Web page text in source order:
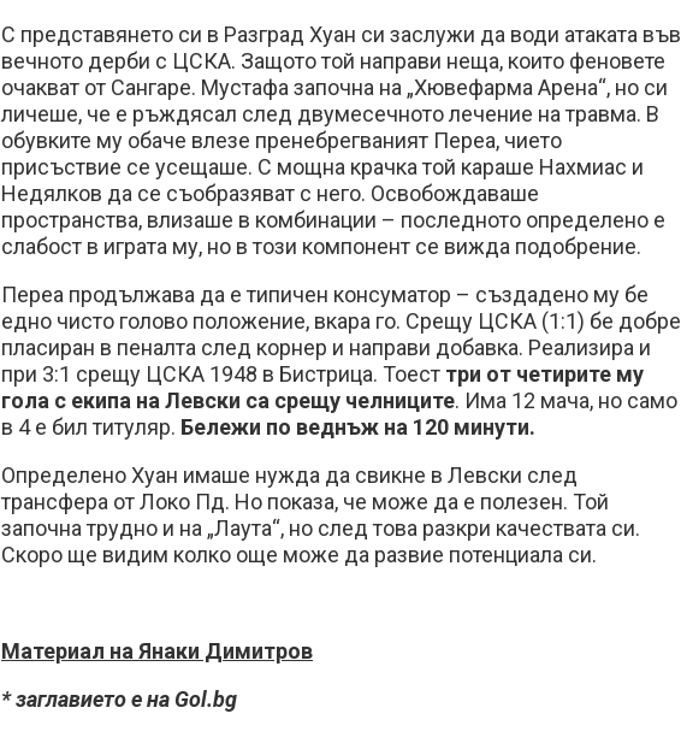
С представянето си в Разград Хуан си заслужи да води атаката във
вечното дерби с ЦСКА. Защото той направи неща, които феновете
очакват от Сангаре. Мустафа започна на „Хювефарма Арена“, но си
личеше, че е ръждясал след двумесечното лечение на травма. В
обувките му обаче влезе пренебрегваният Переа, чието
присъствие се усещаше. С мощна крачка той караше Нахмиас и
Недялков да се съобразяват с него. Освобождаваше
пространства, влизаше в комбинации – последното определено е
слабост в играта му, но в този компонент се вижда подобрение.
Переа продължава да е типичен консуматор – създадено му бе
едно чисто голово положение, вкара го. Срещу ЦСКА (1:1) бе добре
пласиран в пеналта след корнер и направи добавка. Реализира и
при 3:1 срещу ЦСКА 1948 в Бистрица. Тоест три от четирите му
гола с екипа на Левски са срещу челниците. Има 12 мача, но само
в 4 е бил титуляр. Бележи по веднъж на 120 минути.
Определено Хуан имаше нужда да свикне в Левски след
трансфера от Локо Пд. Но показа, че може да е полезен. Той
започна трудно и на „Лаута“, но след това разкри качествата си.
Скоро ще видим колко още може да развие потенциала си.
Материал на Янаки Димитров
* заглавието е на Gol.bg